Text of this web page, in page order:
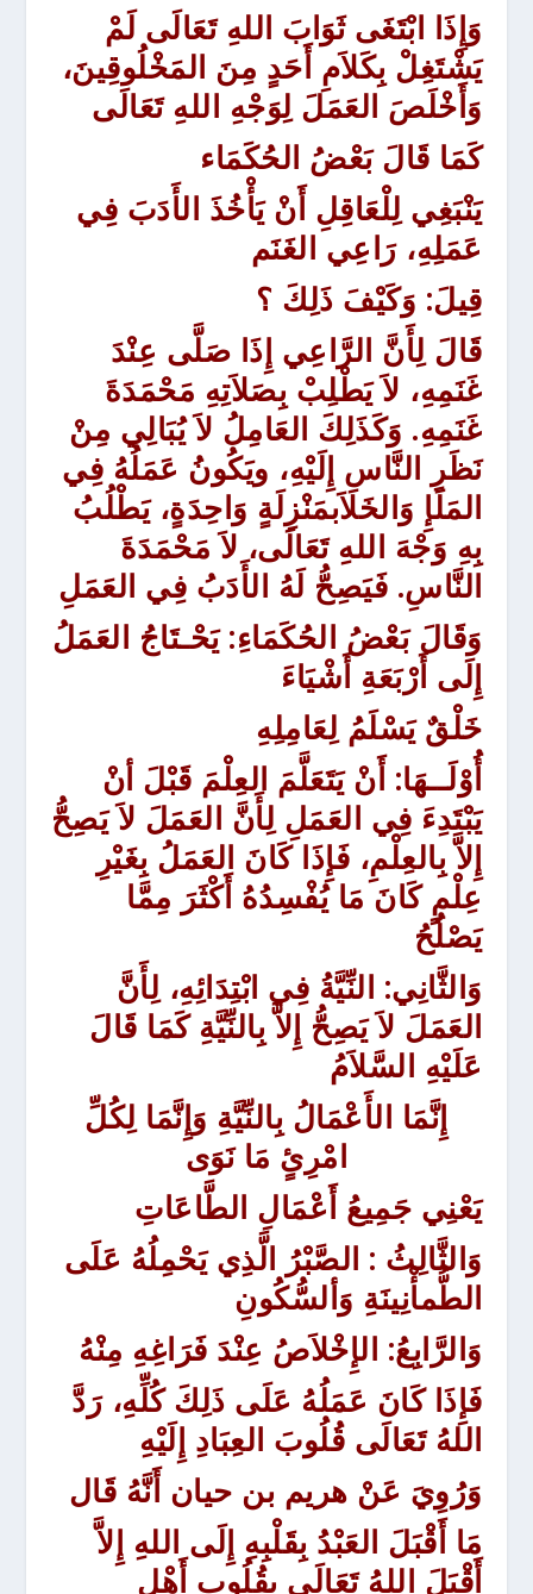
وَإِذَا ابْتَغَى ثَوَابَ اللهِ تَعَالَى لَمْ
يَشْتَغِلْ بِكَلاَمِ أَحَدٍ مِنَ المَخْلُوقِينَ،
وَأَخْلَصَ العَمَلَ لِوَجْهِ اللهِ تَعَالَى
كَمَا قَالَ بَعْضُ الحُكَمَاء
يَنْبَغِي لِلْعَاقِلِ أَنْ يَأْخُذَ الأَدَبَ فِي
عَمَلِهِ، رَاعِي الغَنَم
قِيلَ: وَكَيْفَ ذَلِكَ ؟
قَالَ لِأَنَّ الرَّاعِي إِذَا صَلَّى عِنْدَ
غَنَمِهِ، لاَ يَطْلِبْ بِصَلاَتِهِ مَحْمَدَةَ
غَنَمِهِ. وَكَذَلِكَ العَامِلُ لاَ يُبَالِي مِنْ
نَظَرِ النَّاسِ إِلَيْهِ، ويَكُونُ عَمَلُهُ فِي
المَلَإِ وَالخَلاَبمَنْزِلَةٍ وَاحِدَةٍ، يَطْلُبُ
بِهِ وَجْهَ اللهِ تَعَالَى، لاَ مَحْمَدَةَ
النَّاسِ. فَيَصِحُّ لَهُ الأَدَبُ فِي العَمَلِ
وَقَالَ بَعْضُ الحُكَمَاءِ: يَحْـتَاجُ العَمَلُ
إِلَى أَرْبَعَةِ أَشْيَاءَ
خَلْقٌ يَسْلَمُ لِعَامِلِهِ
أُوْلَــهَا: أَنْ يَتَعَلَّمَ العِلْمَ قَبْلَ أنْ
يَبْتَدِءَ فِي العَمَلِ لِأَنَّ العَمَلَ لاَ يَصِحُّ
إِلاَّ بِالعِلْمِ، فَإِذَا كَانَ العَمَلُ بِغَيْرِ
عِلْمٍ كَانَ مَا يُفْسِدُهُ أَكْثَرَ مِمَّا
يَصْلُحُ
وَالثَّانِي: النِّيَّةُ فِي ابْتِدَائِهِ، لِأَنَّ
العَمَلَ لاَ يَصِحُّ إِلاَّ بِالنِّيَّةِ كَمَا قَالَ
عَلَيْهِ السَّلاَمُ
إِنَّمَا الأَعْمَالُ بِالنِّيَّةِ وَإِنَّمَا لِكُلِّ
امْرِئٍ مَا نَوَى
يَعْنِي جَمِيعُ أَعْمَالِ الطَّاعَاتِ
وَالثَّالِثُ : الصَّبْرُ الَّذِي يَحْمِلُهُ عَلَى
الطُّمأْنِينَةِ وَألسُّكُونِ
وَالرَّابِعُ: الإِخْلاَصُ عِنْدَ فَرَاغِهِ مِنْهُ
فَإِذَا كَانَ عَمَلُهُ عَلَى ذَلِكَ كُلِّهِ، رَدَّ
اللهُ تَعَالَى قُلُوبَ العِبَادِ إِلَيْهِ
وَرُوِيَ عَنْ هريم بن حيان أَنَّهُ قَال
مَا أَقْبَلَ العَبْدُ بِقَلْبِهِ إِلَى اللهِ إِلاَّ
أَقْبَلَ اللهُ تَعَالَى بِقُلُوبِ أَهْلِ